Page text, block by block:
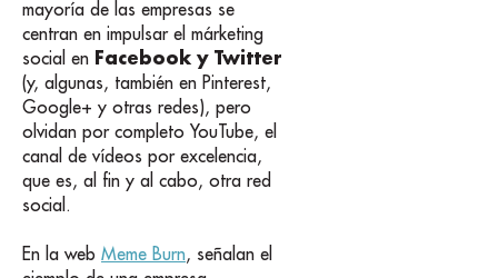
mayoría de las empresas se
centran en impulsar el márketing
social en Facebook y Twitter
(y, algunas, también en Pinterest,
Google+ y otras redes), pero
olvidan por completo YouTube, el
canal de vídeos por excelencia,
que es, al fin y al cabo, otra red
social.
En la web Meme Burn, señalan el